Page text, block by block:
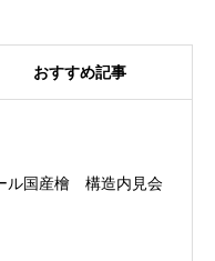
おすすめ記事
ル国産檜 構造内見会